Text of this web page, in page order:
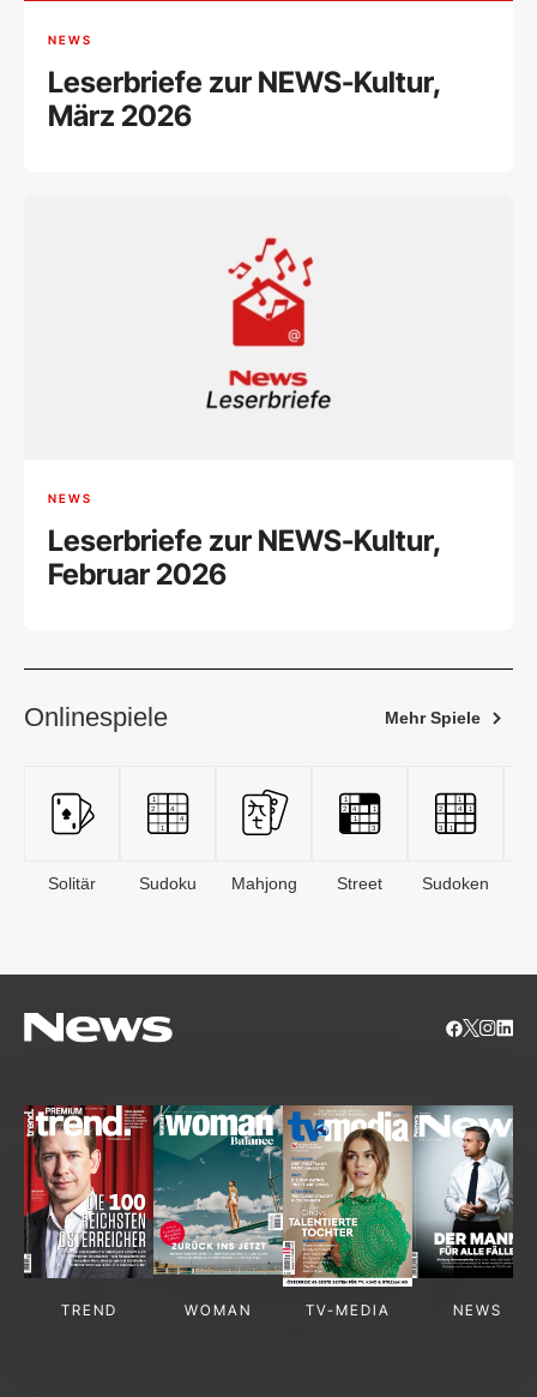
NEWS
Leserbriefe zur NEWS-Kultur,
März 2026
NEWS
Leserbriefe zur NEWS-Kultur,
Februar 2026
Onlinespiele Mehr Spiele
Solitär Sudoku Mahjong Street Sudoken
TREND WOMAN TV-MEDIA NEWS